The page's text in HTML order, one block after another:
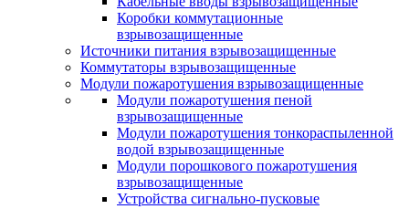
Коробки коммутационные
взрывозащищенные
Источники питания взрывозащищенные
Коммутаторы взрывозащищенные
Модули пожаротушения взрывозащищенные
Модули пожаротушения пеной
взрывозащищенные
Модули пожаротушения тонкораспыленной
водой взрывозащищенные
Модули порошкового пожаротушения
взрывозащищенные
Устройства сигнально-пусковые